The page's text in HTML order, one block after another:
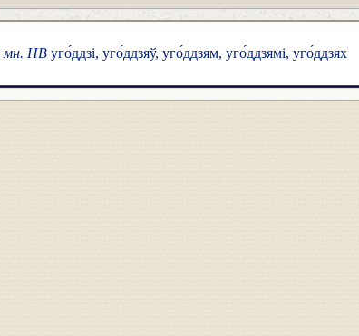
мн. НВ уго́ддзі, уго́ддзяў, уго́ддзям, уго́ддзямі, уго́ддзях